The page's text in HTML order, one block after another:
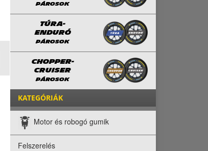
PÁROSOK
TÚRA-
ENDURÓ
PÁROSOK
CHOPPER-
CRUISER
PÁROSOK
KATEGÓRIÁK
Motor és robogó gumik
Felszerelés